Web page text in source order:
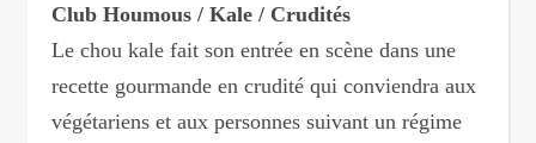
Club Houmous / Kale / Crudités
Le chou kale fait son entrée en scène dans une
recette gourmande en crudité qui conviendra aux
végétariens et aux personnes suivant un régime